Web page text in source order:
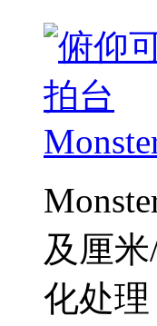
及厘
化处